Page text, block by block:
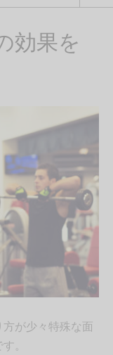
効果を
が少々特殊な面
。